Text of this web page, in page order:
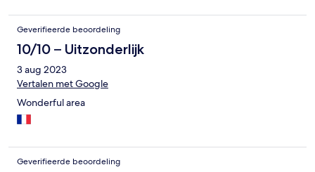
Geverifieerde beoordeling
10/10 – Uitzonderlijk
3 aug 2023
Vertalen met Google
Wonderful area
Geverifieerde beoordeling